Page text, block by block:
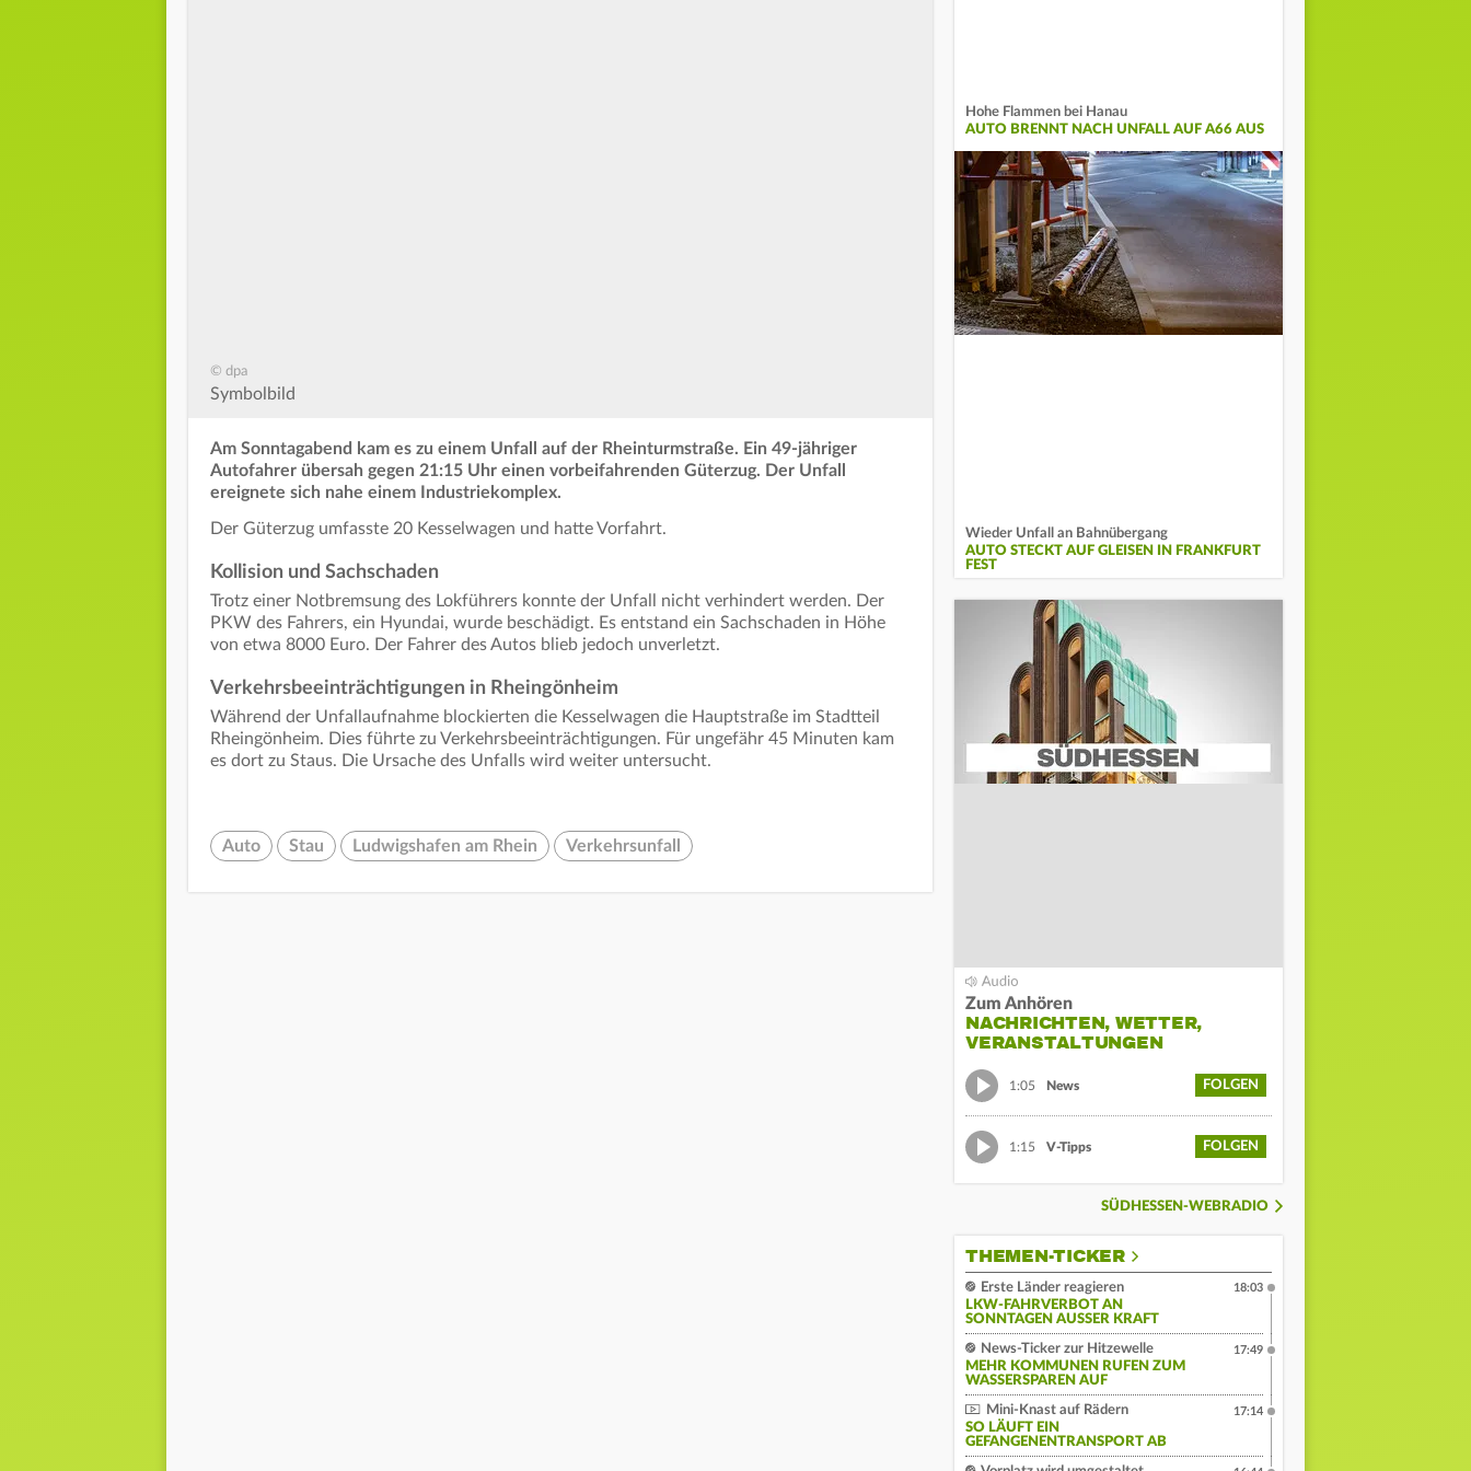
© dpa
Symbolbild
Am Sonntagabend kam es zu einem Unfall auf der Rheinturmstraße. Ein 49-jähriger
Autofahrer übersah gegen 21:15 Uhr einen vorbeifahrenden Güterzug. Der Unfall
ereignete sich nahe einem Industriekomplex.
Der Güterzug umfasste 20 Kesselwagen und hatte Vorfahrt.
Kollision und Sachschaden
Trotz einer Notbremsung des Lokführers konnte der Unfall nicht verhindert werden. Der
PKW des Fahrers, ein Hyundai, wurde beschädigt. Es entstand ein Sachschaden in Höhe
von etwa 8000 Euro. Der Fahrer des Autos blieb jedoch unverletzt.
Verkehrsbeeinträchtigungen in Rheingönheim
Während der Unfallaufnahme blockierten die Kesselwagen die Hauptstraße im Stadtteil
Rheingönheim. Dies führte zu Verkehrsbeeinträchtigungen. Für ungefähr 45 Minuten kam
es dort zu Staus. Die Ursache des Unfalls wird weiter untersucht.
Auto Stau Ludwigshafen am Rhein Verkehrsunfall
Hohe Flammen bei Hanau
AUTO BRENNT NACH UNFALL AUF A66 AUS
Wieder Unfall an Bahnübergang
AUTO STECKT AUF GLEISEN IN FRANKFURT
FEST
Zum Anhören
NACHRICHTEN, WETTER,
VERANSTALTUNGEN
1:05 News FOLGEN
1:15 V-Tipps FOLGEN
SÜDHESSEN-WEBRADIO
THEMEN-TICKER
Erste Länder reagieren
LKW-FAHRVERBOT AN
SONNTAGEN AUSSER KRAFT
18:03
News-Ticker zur Hitzewelle
MEHR KOMMUNEN RUFEN ZUM
WASSERSPAREN AUF
17:49
Mini-Knast auf Rädern
SO LÄUFT EIN
GEFANGENENTRANSPORT AB
17:14